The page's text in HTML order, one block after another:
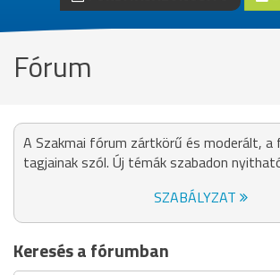
Fórum
A Szakmai fórum zártkörű és moderált, a
tagjainak szól. Új témák szabadon
SZABÁLYZAT
Keresés a fórumban